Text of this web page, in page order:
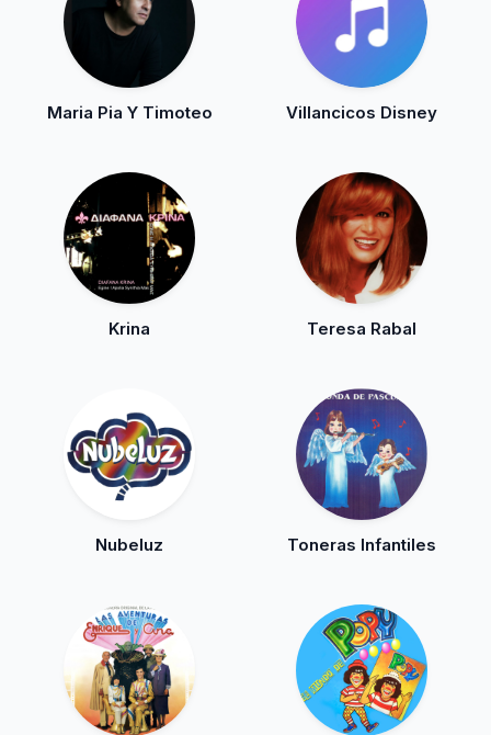
Maria Pia Y Timoteo Villancicos Disney
Krina Teresa Rabal
Nubeluz Toneras Infantiles